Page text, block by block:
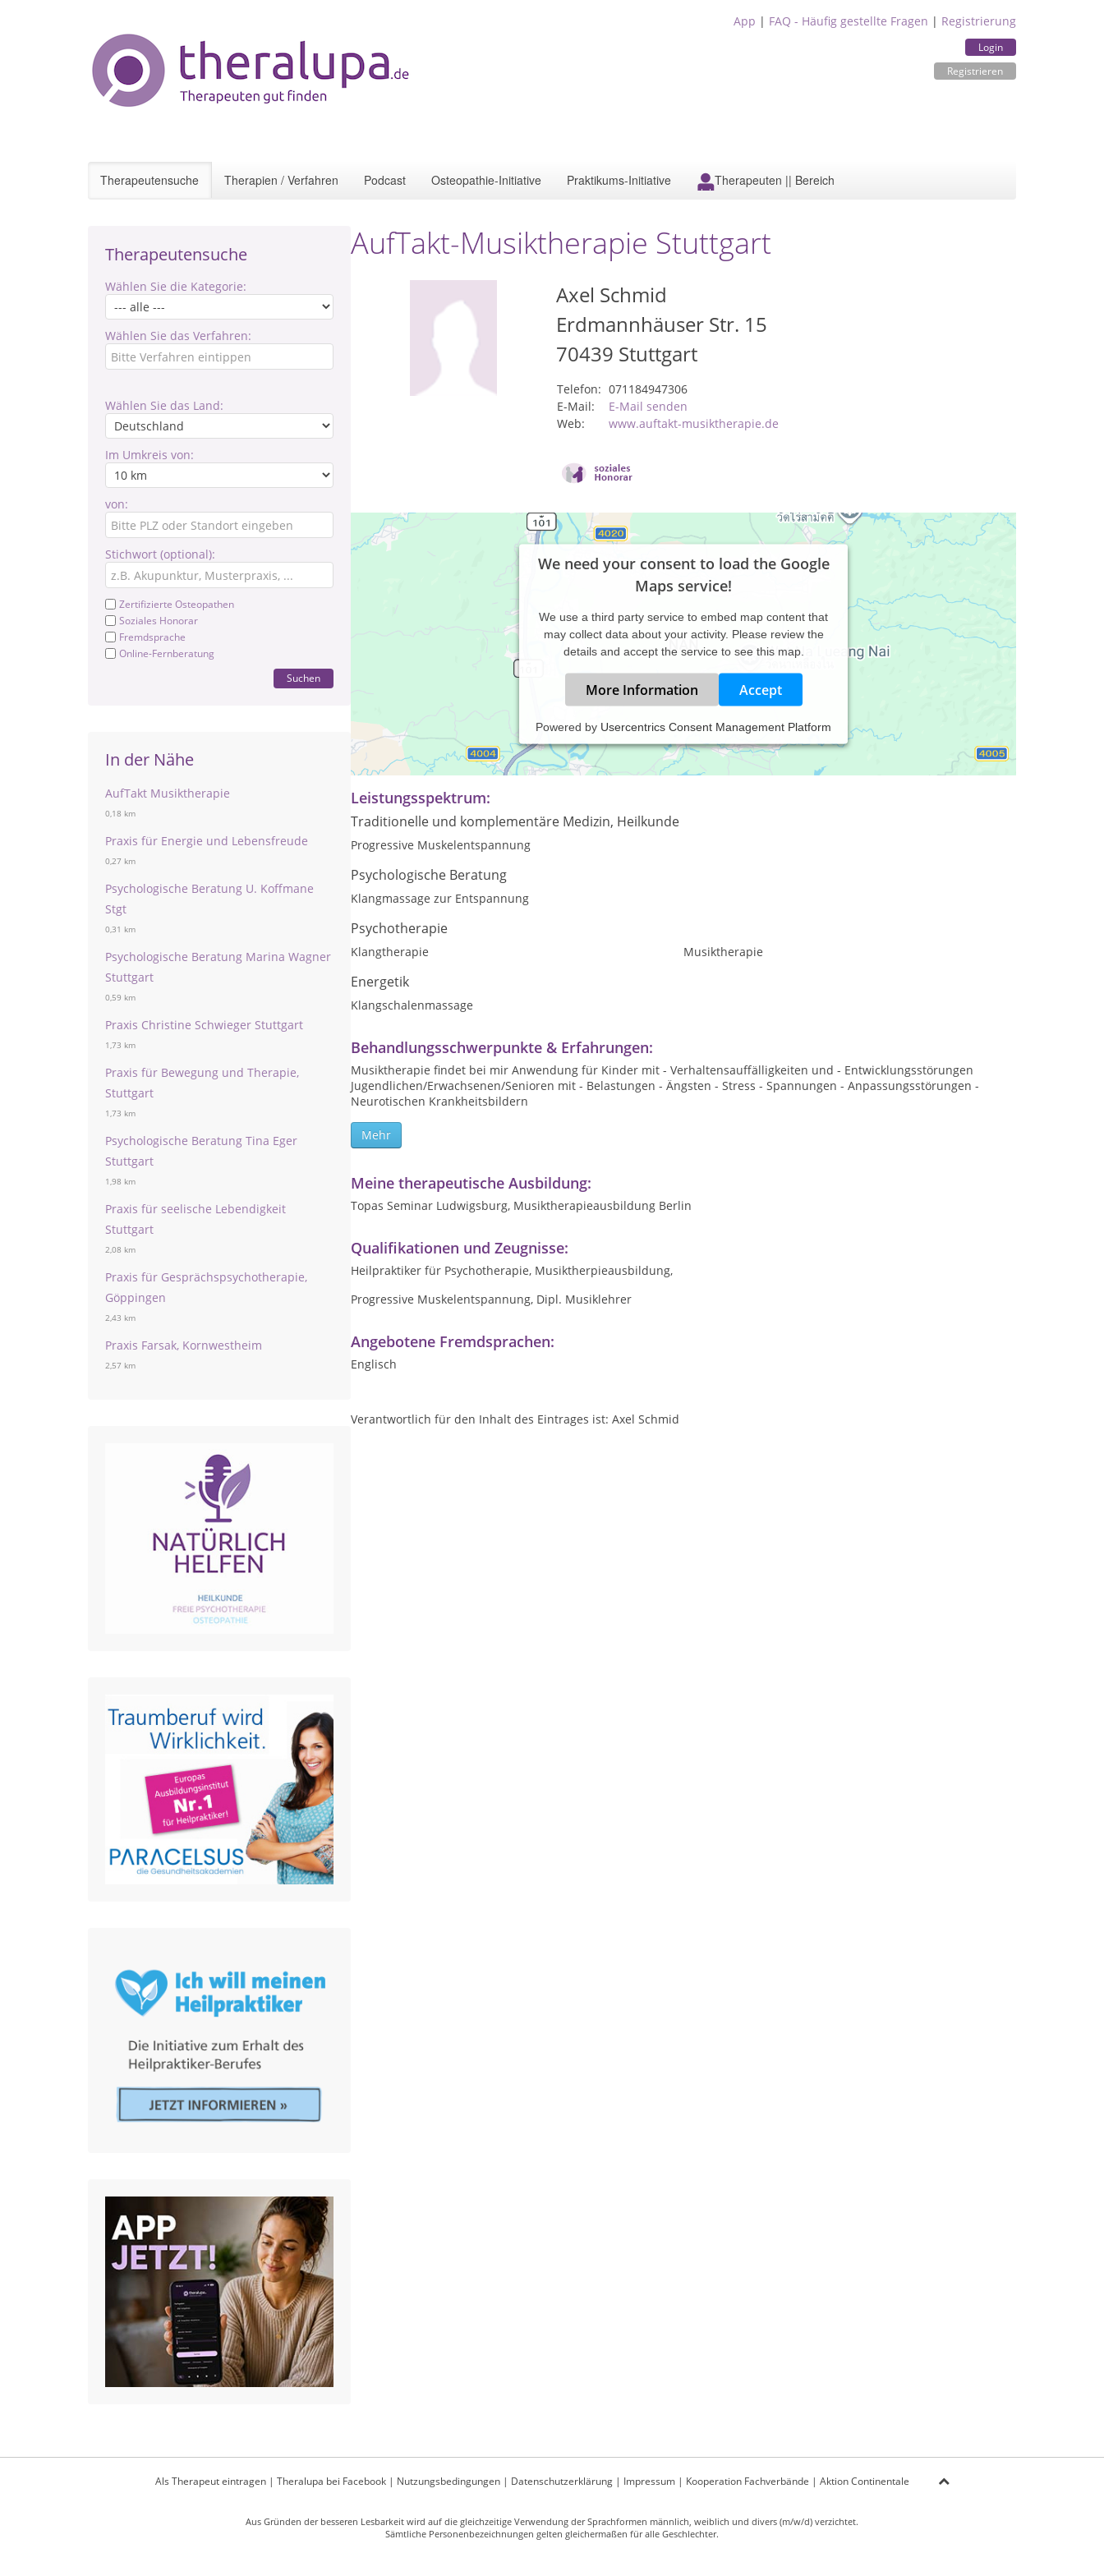
App | FAQ - Häufig gestellte Fragen | Registrierung
Login
Registrieren
Therapeutensuche Therapien / Verfahren Podcast Osteopathie-Initiative Praktikums-Initiative Therapeuten || Bereich
Therapeutensuche
Wählen Sie die Kategorie:
Wählen Sie das Verfahren:
Wählen Sie das Land:
Im Umkreis von:
von:
Stichwort (optional):
Zertifizierte Osteopathen
Soziales Honorar
Fremdsprache
Online-Fernberatung
Suchen
In der Nähe
AufTakt Musiktherapie
0,18 km
Praxis für Energie und Lebensfreude
0,27 km
Psychologische Beratung U. Koffmane
Stgt
0,31 km
Psychologische Beratung Marina Wagner
Stuttgart
0,59 km
Praxis Christine Schwieger Stuttgart
1,73 km
Praxis für Bewegung und Therapie,
Stuttgart
1,73 km
Psychologische Beratung Tina Eger
Stuttgart
1,98 km
Praxis für seelische Lebendigkeit
Stuttgart
2,08 km
Praxis für Gesprächspsychotherapie,
Göppingen
2,43 km
Praxis Farsak, Kornwestheim
2,57 km
AufTakt-Musiktherapie Stuttgart
Axel Schmid
Erdmannhäuser Str. 15
70439 Stuttgart
Telefon: 071184947306
E-Mail:
E-Mail senden
Web:
www.auftakt-musiktherapie.de
We need your consent to load the Google
Maps service!
We use a third party service to embed map content that
may collect data about your activity. Please review the
details and accept the service to see this map.
More Information Accept
Powered by Usercentrics Consent Management Platform
Musiktherapie gehört zu den künstlerischen Therapieverfahren und arbeitet mit allen Psychotherapieverfahren
zusammen.
Leistungsspektrum:
Traditionelle und komplementäre Medizin, Heilkunde
Progressive Muskelentspannung
Psychologische Beratung
Klangmassage zur Entspannung
Psychotherapie
Klangtherapie Musiktherapie
Energetik
Klangschalenmassage
Behandlungsschwerpunkte & Erfahrungen:
Musiktherapie findet bei mir Anwendung für Kinder mit - Verhaltensauffälligkeiten und - Entwicklungsstörungen
Jugendlichen/Erwachsenen/Senioren mit - Belastungen - Ängsten - Stress - Spannungen - Anpassungsstörungen -
Neurotischen Krankheitsbildern
Mehr
Meine therapeutische Ausbildung:
Topas Seminar Ludwigsburg, Musiktherapieausbildung Berlin
Qualifikationen und Zeugnisse:
Heilpraktiker für Psychotherapie, Musiktherpieausbildung,
Progressive Muskelentspannung, Dipl. Musiklehrer
Angebotene Fremdsprachen:
Englisch
Verantwortlich für den Inhalt des Eintrages ist: Axel Schmid
Als Therapeut eintragen| Theralupa bei Facebook| Nutzungsbedingungen| Datenschutzerklärung| Impressum| Kooperation Fachverbände | Aktion Continentale
Aus Gründen der besseren Lesbarkeit wird auf die gleichzeitige Verwendung der Sprachformen männlich, weiblich und divers (m/w/d) verzichtet.
Sämtliche Personenbezeichnungen gelten gleichermaßen für alle Geschlechter.